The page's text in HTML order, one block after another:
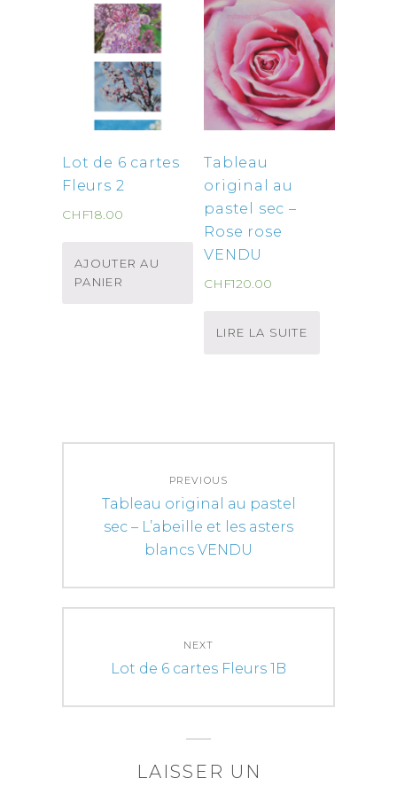
Lot de 6 cartes
Fleurs 2
CHF18.00
AJOUTER AU
PANIER
Tableau
original au
pastel sec –
Rose rose
VENDU
CHF120.00
LIRE LA SUITE
l’article
PREVIOUS
Previous
post:
Tableau original au pastel
sec – L’abeille et les asters
blancs VENDU
NEXT
Next
Lot de 6 cartes Fleurs 1B
LAISSER UN